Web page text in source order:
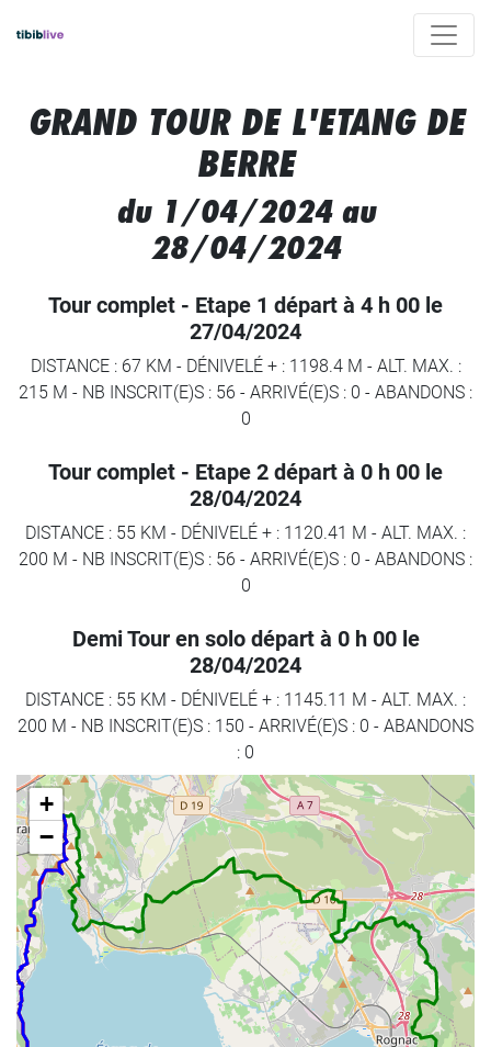
GRAND TOUR DE L'ETANG DE
BERRE
du 1/04/2024 au
28/04/2024
Tour complet - Etape 1 départ à 4 h 00 le
27/04/2024
DISTANCE : 67 KM - DÉNIVELÉ + : 1198.4 M - ALT. MAX. :
215 M - NB INSCRIT(E)S : 56 - ARRIVÉ(E)S : 0 - ABANDONS :
0
Tour complet - Etape 2 départ à 0 h 00 le
28/04/2024
DISTANCE : 55 KM - DÉNIVELÉ + : 1120.41 M - ALT. MAX. :
200 M - NB INSCRIT(E)S : 56 - ARRIVÉ(E)S : 0 - ABANDONS :
0
Demi Tour en solo départ à 0 h 00 le
28/04/2024
DISTANCE : 55 KM - DÉNIVELÉ + : 1145.11 M - ALT. MAX. :
200 M - NB INSCRIT(E)S : 150 - ARRIVÉ(E)S : 0 - ABANDONS
: 0
+
−